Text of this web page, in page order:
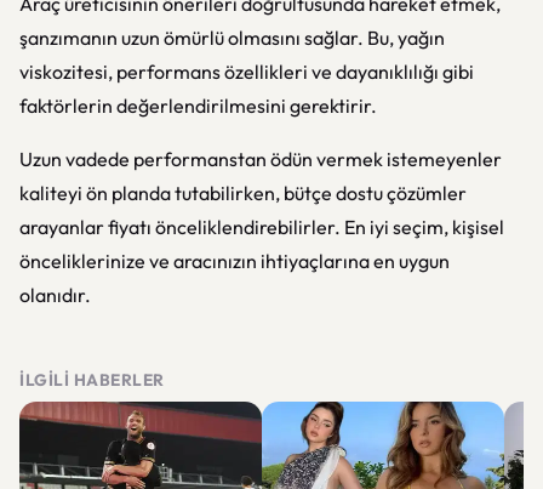
şanzımanın uzun ömürlü olmasını sağlar. Bu, yağın
viskozitesi, performans özellikleri ve dayanıklılığı gibi
faktörlerin değerlendirilmesini gerektirir.
Uzun vadede performanstan ödün vermek istemeyenler
kaliteyi ön planda tutabilirken, bütçe dostu çözümler
arayanlar fiyatı önceliklendirebilirler. En iyi seçim, kişisel
önceliklerinize ve aracınızın ihtiyaçlarına en uygun
olanıdır.
İLGILI HABERLER